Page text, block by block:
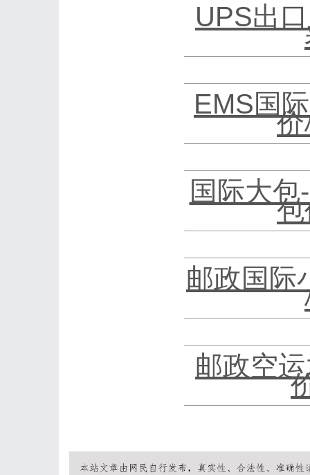
UPS出
EMS国
国际大
邮政国际
邮政空